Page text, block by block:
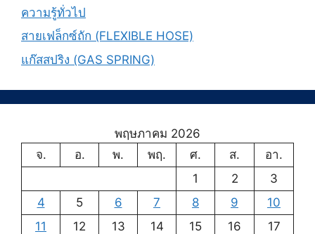
ความรู้ทั่วไป
สายเฟล็กซ์ถัก (FLEXIBLE HOSE)
แก๊สสปริง (GAS SPRING)
พฤษภาคม 2026
จ.
อ. พ. พฤ. ศ. ส.
อา.
1
2
3
4
5 6 7 8 9
10
11
12 13 14 15 16
17